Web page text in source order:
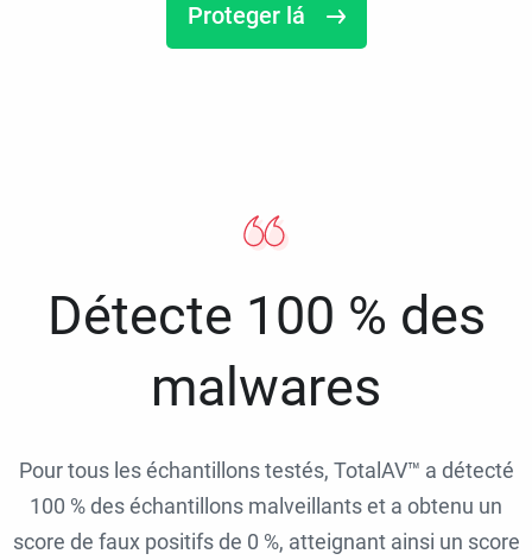
Proteger lá
Détecte 100 % des
malwares
Pour tous les échantillons testés, TotalAV™ a détecté
100 % des échantillons malveillants et a obtenu un
score de faux positifs de 0 %, atteignant ainsi un score